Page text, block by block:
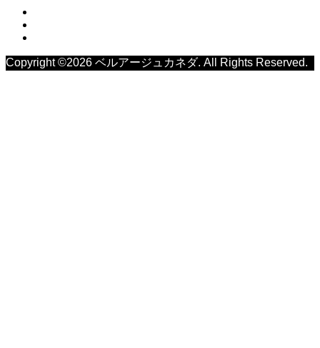
Copyright ©2026 ベルアージュカネダ. All Rights Reserved.